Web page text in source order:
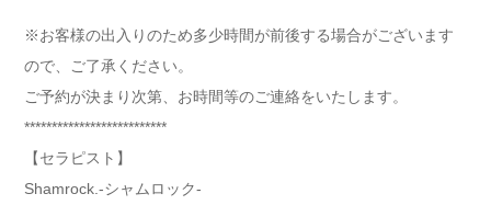
※お客様の出入りのため多少時間が前後する場合がございます
ので、ご了承ください。
ご予約が決まり次第、お時間等のご連絡をいたします。
**************************
【セラピスト】
Shamrock.-シャムロック-